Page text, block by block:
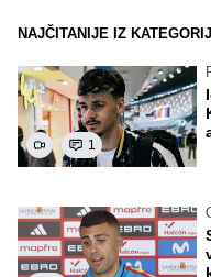
NAJČITANIJE IZ
1